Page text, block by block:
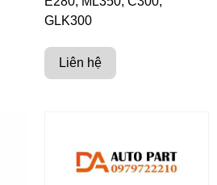
GLK300
Liên hệ